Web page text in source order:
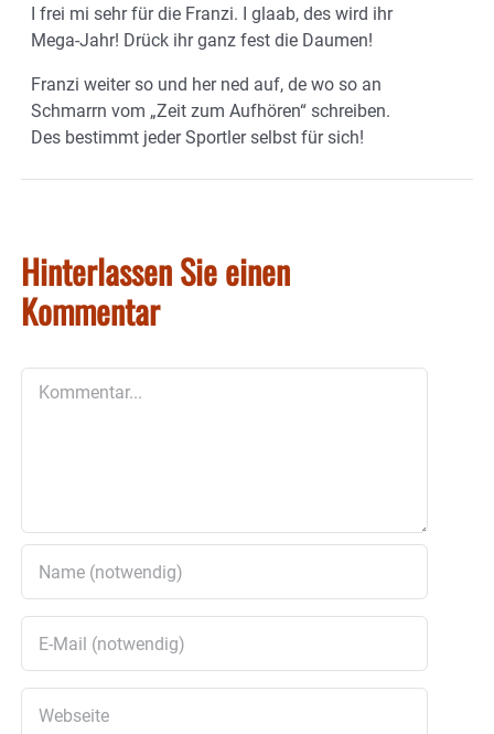
I frei mi sehr für die Franzi. I glaab, des wird ihr
Mega-Jahr! Drück ihr ganz fest die Daumen!
Franzi weiter so und her ned auf, de wo so an
Schmarrn vom „Zeit zum Aufhören“ schreiben.
Des bestimmt jeder Sportler selbst für sich!
Hinterlassen Sie einen
Kommentar